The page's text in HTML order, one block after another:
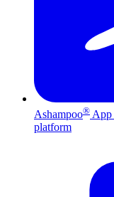
Ashampoo® App
platform